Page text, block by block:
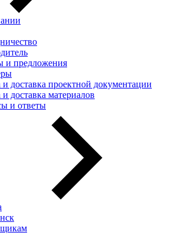
и предложения
доставка проектной документации
доставка материалов
и ответы